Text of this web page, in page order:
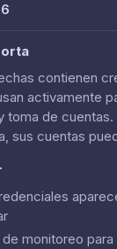
contienen
activamente
toma de cuentas.
sus cuentas
monitoreo